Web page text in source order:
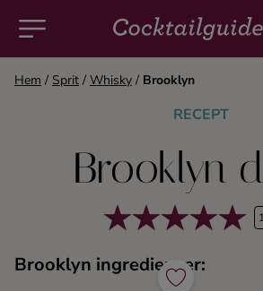
Alla cocktails & drinkar
Alkoholfritt
Champagne
Hem / Sprit / Whisky / Brooklyn
RECEPT
Brooklyn
Brooklyn ingredienser: